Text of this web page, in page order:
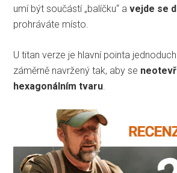
umí být součástí „balíčku“ a vejde se
prohráváte místo.
U titan verze je hlavní pointa
záměrně navržený tak, aby se
hexagonálním tvaru.